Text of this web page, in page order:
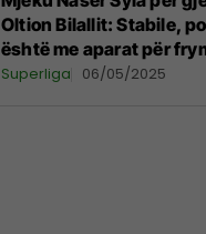
Oltion Bilallit: Stabile,
është me aparat për
Superliga 06/05/2025